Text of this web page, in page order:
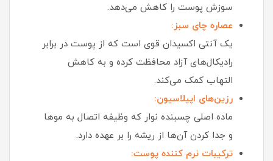
سوزش پوست را کاهش می‌دهد.
عصاره چای سبز:
یک آنتی‌ اکسیدان قوی است که از پوست در برابر
رادیکال‌های آزاد محافظت کرده و به کاهش
التهاب کمک می‌کند.
رزین‌های اپیلاسیون:
ماده اصلی چسبنده نوار که وظیفه اتصال به موها
و جدا کردن آن‌ها از ریشه را بر عهده دارد.
ترکیبات نرم‌ کننده پوست: